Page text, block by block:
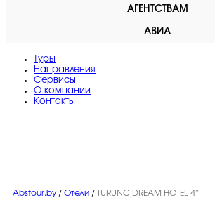
АГЕНТСТВАМ
АВИА
Туры
Направления
Сервисы
O компании
Контакты
Abstour.by / Отели / TURUNC DREAM HOTEL 4*